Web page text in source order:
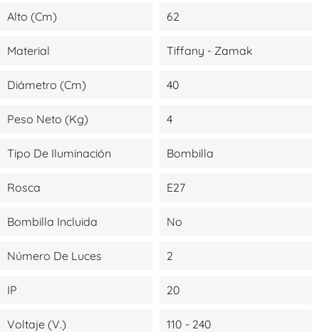
Alto (cm) 62
Material Tiffany - Zamak
Diámetro (cm) 40
Peso Neto (kg) 4
Tipo De Iluminación Bombilla
Rosca E27
Bombilla Incluida No
Número De Luces 2
IP 20
Voltaje (V.) 110 - 240